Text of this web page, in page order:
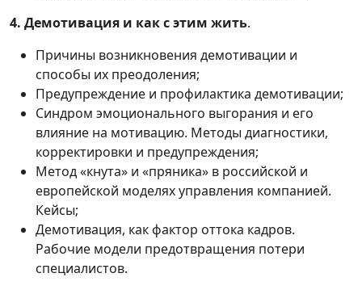
4. Демотивация и как с этим жить.
Причины возникновения демотивации и
способы их преодоления;
Предупреждение и профилактика демотивации;
Синдром эмоционального выгорания и его
влияние на мотивацию. Методы диагностики,
корректировки и предупреждения;
Метод «кнута» и «пряника» в российской и
европейской моделях управления компанией.
Кейсы;
Демотивация, как фактор оттока кадров.
Рабочие модели предотвращения потери
специалистов.